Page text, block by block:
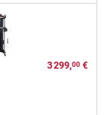
3 299,00€